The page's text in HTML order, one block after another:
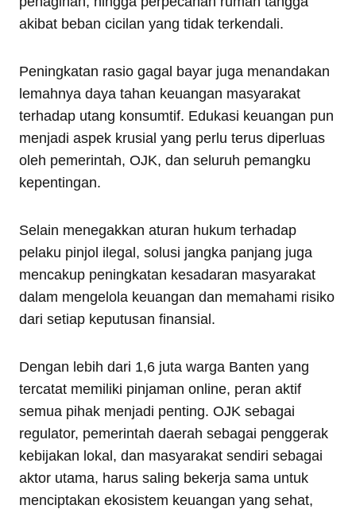
akibat beban cicilan yang tidak terkendali.
Peningkatan rasio gagal bayar juga menandakan
lemahnya daya tahan keuangan masyarakat
terhadap utang konsumtif. Edukasi keuangan pun
menjadi aspek krusial yang perlu terus diperluas
oleh pemerintah, OJK, dan seluruh pemangku
kepentingan.
Selain menegakkan aturan hukum terhadap
pelaku pinjol ilegal, solusi jangka panjang juga
mencakup peningkatan kesadaran masyarakat
dalam mengelola keuangan dan memahami risiko
dari setiap keputusan finansial.
Dengan lebih dari 1,6 juta warga Banten yang
tercatat memiliki pinjaman online, peran aktif
semua pihak menjadi penting. OJK sebagai
regulator, pemerintah daerah sebagai penggerak
kebijakan lokal, dan masyarakat sendiri sebagai
aktor utama, harus saling bekerja sama untuk
menciptakan ekosistem keuangan yang sehat,